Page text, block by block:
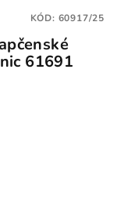
61691
KÓD: 60917/25